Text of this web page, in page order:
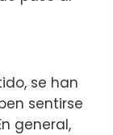
se han
sentirse
general,